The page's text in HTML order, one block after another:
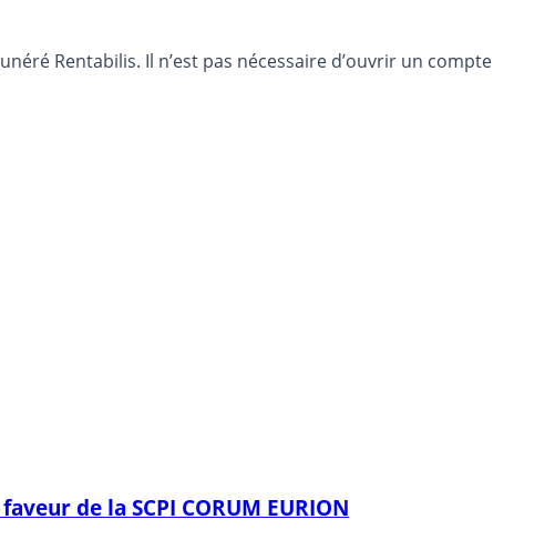
Rentabilis. Il n’est pas nécessaire d’ouvrir un compte
de la SCPI CORUM EURION